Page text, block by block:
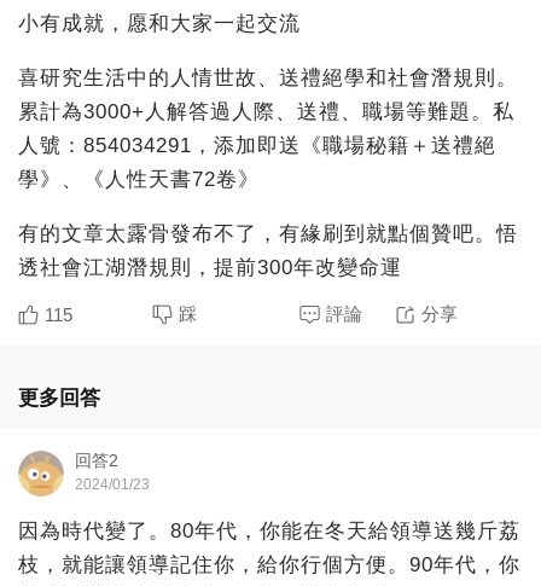
小有成就，愿和大家一起交流
喜研究生活中的人情世故、送禮絕學和社會潛規則。
累計為3000+人解答過人際、送禮、職場等難題。私
人號：854034291，添加即送《職場秘籍＋送禮絕
學》、《人性天書72卷》
有的文章太露骨發布不了，有緣刷到就點個贊吧。悟
透社會江湖潛規則，提前300年改變命運
115 踩 評論 分享
更多回答
回答2
2024/01/23
因為時代變了。80年代，你能在冬天給領導送幾斤荔
枝，就能讓領導記住你，給你行個方便。90年代，你